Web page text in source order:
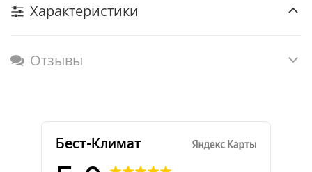
Характеристики
Отзывы